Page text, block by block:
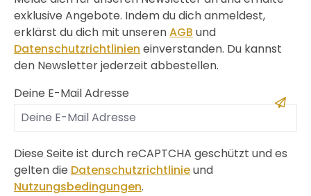
exklusive Angebote. Indem du dich anmeldest,
erklärst du dich mit unserenAGB und
Datenschutzrichtlinien einverstanden. Du kannst
den Newsletter jederzeit abbestellen.
Deine E-Mail Adresse
Diese Seite ist durch reCAPTCHA geschützt und es
gelten die Datenschutzrichtlinieund
Nutzungsbedingungen.